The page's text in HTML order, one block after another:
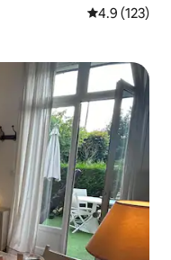
Calificación
4.9 (123)